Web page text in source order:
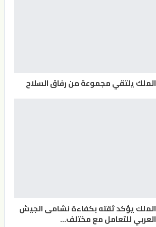
الملك يلتقي مجموعة من رفاق السلاح
الملك يؤكد ثقته بكفاءة نشامى الجيش
العربي للتعامل مع مختلف…